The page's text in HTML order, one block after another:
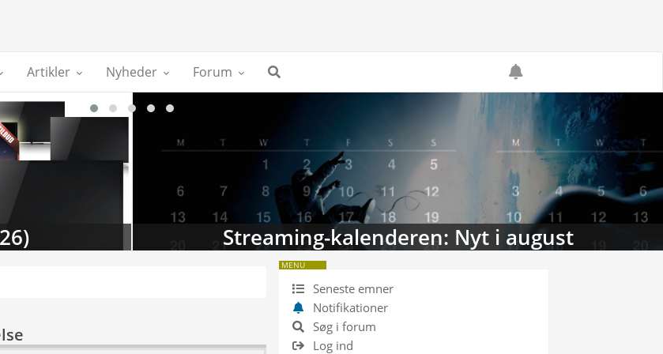
Artikler Nyheder Forum
Streaming-kalenderen: Nyt i august
MENU
Seneste emner
Notifikationer
Søg i forum
Log ind